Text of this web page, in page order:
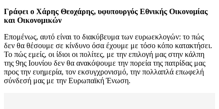
Γράφει ο Χάρης Θεοχάρης, υφυπουργός Εθνικής Οικονομίας
και Οικονομικών
Επομένως, αυτό είναι το διακύβευμα των ευρωεκλογών: το πώς
δεν θα θέσουμε σε κίνδυνο όσα έχουμε με τόσο κόπο κατακτήσει.
Το πώς εμείς, οι ίδιοι οι πολίτες, με την επιλογή μας στην κάλπη
της 9ης Ιουνίου δεν θα ανακόψουμε την πορεία της πατρίδας μας
προς την ευημερία, τον εκσυγχρονισμό, την πολλαπλά επωφελή
σύνδεσή μας με την Ευρωπαϊκή Ένωση.